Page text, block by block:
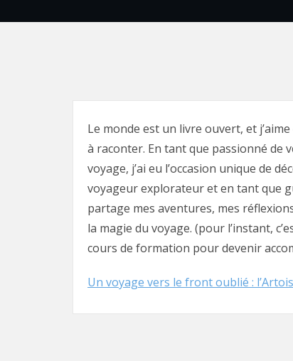
Le monde est un livre ouvert, et
à raconter. En tant que passionné de
voyage, j’ai eu l’occasion unique de
voyageur explorateur et en tant que
partage mes aventures, mes
la magie du voyage. (pour l’instant,
cours de formation pour devenir
Un voyage vers le front oublié :